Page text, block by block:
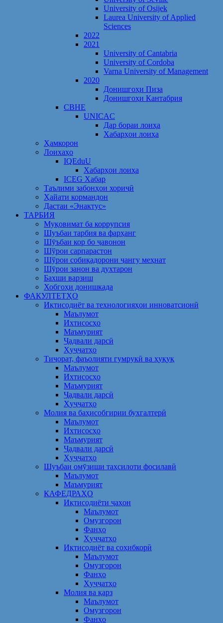
University of Osijek
Laurea University of Applied
Sciences
2022
2021
University of Cantabria
University of Cordoba
Varna University of Management
2020
Донишгоҳи Пиза
Донишгоҳи Кантабрия
CBHE
UNICAC
Дар бораи лоиҳа
Хабарҳои лоиҳа
Ҳамкорон
Лоихаҳо
IQEduU
Хабарҳои лоиҳа
ICEG Хабар
Таълими забонҳои хориҷӣ
Ҳайати кормандон
Дастаи «Энактус»
ТАРБИЯ
Муқовимат ба коррупсия
Шуъбаи тарбия ва фарҳанг
Шӯъбаи кор бо ҷавонон
Шўрои сарпарастон
Шўрои собиқадорони ҷангу меҳнат
Шӯрои занон ва духтарон
Бахши варзиш
Хобгоҳи донишкада
ФАКУЛТЕТҲО
Иқтисодиёт ва технологияҳои инноватсионӣ
Маълумот
Ихтисосҳо
Маъмурият
Ҷадвали дарсӣ
Ҳуҷҷатҳо
Тиҷорат, фаъолияти гумрукӣ ва ҳуқуқ
Маълумот
Ихтисосҳо
Маъмурият
Ҷадвали дарсӣ
Ҳуҷҷатҳо
Молия ва баҳисобгирии бухгалтерӣ
Маълумот
Ихтисосҳо
Маъмурият
Ҷадвали дарсӣ
Ҳуҷҷатҳо
Шуъбаи омӯзиши таҳсилоти фосилавӣ
Маълумот
Маъмурият
КАФЕДРАҲО
Иқтисодиёти ҷаҳон
Маълумот
Омузгорон
Фанҳо
Ҳуҷҷатҳо
Иқтисодиёт ва соҳибкорӣ
Маълумот
Омузгорон
Фанҳо
Ҳуҷҷатҳо
Молия ва қарз
Маълумот
Омузгорон
Фанҳо